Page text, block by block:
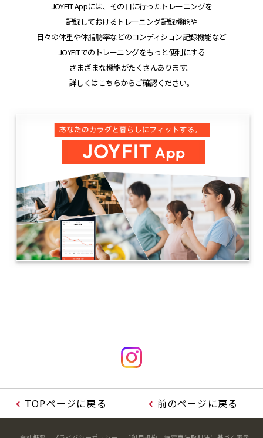
JOYFIT Appには、その日に行ったトレーニングを
記録しておけるトレーニング記録機能や
日々の体重や体脂肪率などのコンディション記録機能など
JOYFITでのトレーニングをもっと便利にする
さまざまな機能がたくさんあります。
詳しくはこちらからご確認ください。
TOPページに戻る 前のページに戻る